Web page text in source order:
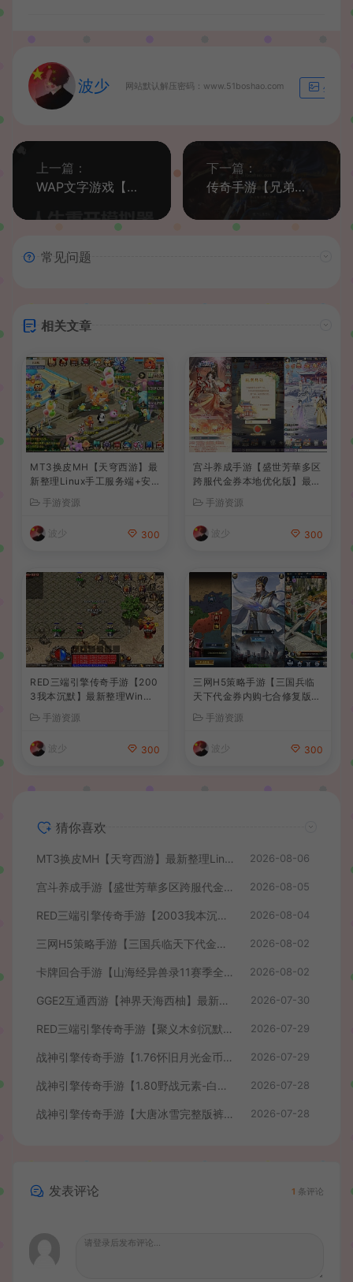
波少 网站默认解压密码：www.51boshao.com 生成海
上一篇：
WAP文字游戏【人生重开模拟器】一键即玩服务端+GM后台【站长亲测】
下一篇：
传奇手游【兄弟传奇仿传世UI】白日门换皮一键即玩服务端+酷炫时装+第二大陆+全新地图+龙魂+十二生肖+GM后台【站长亲测】
常见问题
相关文章
MT3换皮MH【天穹西游】最
新整理Linux手工服务端+安
卓苹果双端+GM后台+详细搭
建教程+全套源码+视频教程
手游资源
波少 300
宫斗养成手游【盛世芳華多区
跨服代金券本地优化版】最新
整理单机一键即玩端+Linux
手工服务端+CDK授权后台
+安卓+详细搭建教程
手游资源
波少 300
RED三端引擎传奇手游【200
3我本沉默】最新整理Win系
服务端+安卓苹果PC三端+详
细搭建教程
手游资源
波少 300
三网H5策略手游【三国兵临
天下代金券内购七合修复版】
最新整理单机一键即玩镜像端
+Linux手工服务端+管理后台
+GM授权后台+简易安卓客户
端+详细搭建教程+视频教程
手游资源
波少 300
猜你喜欢
MT3换皮MH【天穹西游】最新整理Linux手工服务端+安卓苹果双端+GM后台+详细搭建教程+全套源码+视频教程 2026-08-06
宫斗养成手游【盛世芳華多区跨服代金券本地优化版】最新整理单机一键即玩端+Linux手工服务端+CDK授权后台+安卓+详细搭建教程 2026-08-05
RED三端引擎传奇手游【2003我本沉默】最新整理Win系服务端+安卓苹果PC三端+详细搭建教程 2026-08-04
三网H5策略手游【三国兵临天下代金券内购七合修复版】最新整理单机一键即玩镜像端+Linux手工服务端+管理后台+GM授权后台+简易安卓客户端+详细搭建教程+视频教程 2026-08-02
卡牌回合手游【山海经异兽录11赛季全人物代金券内购版】最新整理WIN系服务端+授权GM后台+管理后台+热更修改工具+安卓+详细搭建教程 2026-08-02
GGE2互通西游【神界天海西柚】最新整理Win系服务端+安卓苹果PC三端+内置GM工具+全套源码+详细搭建教程+视频教程 2026-07-30
RED三端引擎传奇手游【聚义木剑沉默高仿嘟嘟沉默】最新整理Win系服务端+安卓苹果PC三端+详细搭建教程 2026-07-29
战神引擎传奇手游【1.76怀旧月光金币版】最新整理Win系复古服务端+安卓苹果双端+GM授权物品后台+详细搭建教程 2026-07-29
战神引擎传奇手游【1.80野战元素-白猪7.2免授权】最新整理Win系特色服务端+安卓+GM授权物品后台+详细搭建教程 2026-07-28
战神引擎传奇手游【大唐冰雪完整版裤衩7.0免授权】最新整理Win系特色服务端+GM授权后台+安卓苹果双端+详细搭建教程 2026-07-28
发表评论 1 条评论